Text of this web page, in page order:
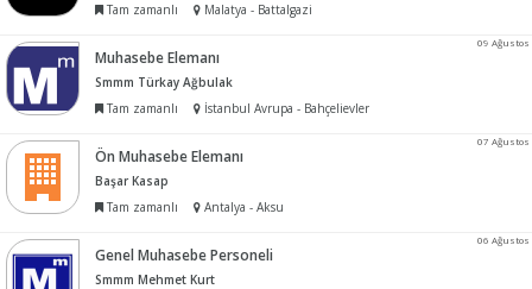
Tam zamanlı
Malatya - Battalgazi
09 Ağustos
Muhasebe Elemanı
Smmm Türkay Ağbulak
Tam zamanlı
İstanbul Avrupa - Bahçelievler
07 Ağustos
Ön Muhasebe Elemanı
Başar Kasap
Tam zamanlı
Antalya - Aksu
06 Ağustos
Genel Muhasebe Personeli
Smmm Mehmet Kurt